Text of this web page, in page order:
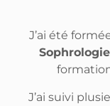
J’ai été
J’ai suivi